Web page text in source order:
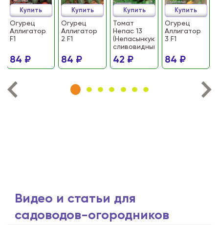
Огурец
Аллигатор
F1
84 ₽
Купить
Огурец
Аллигатор
2 F1
84 ₽
Купить
Томат
Непас 13
(Непасынкующийся
сливовидный)
42 ₽
Купить
Огурец
Аллигатор
3 F1
84 ₽
Купить
Видео и статьи для
садоводов-огородников